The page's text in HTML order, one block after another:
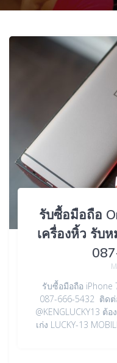
รับซื้อมือถือ
เครื่องหิ้ว รับ
รับซื้อมือถือ iPhone
087-666-5432 ติดต่
@KENGLUCKY13
เก่ง LUCKY-13